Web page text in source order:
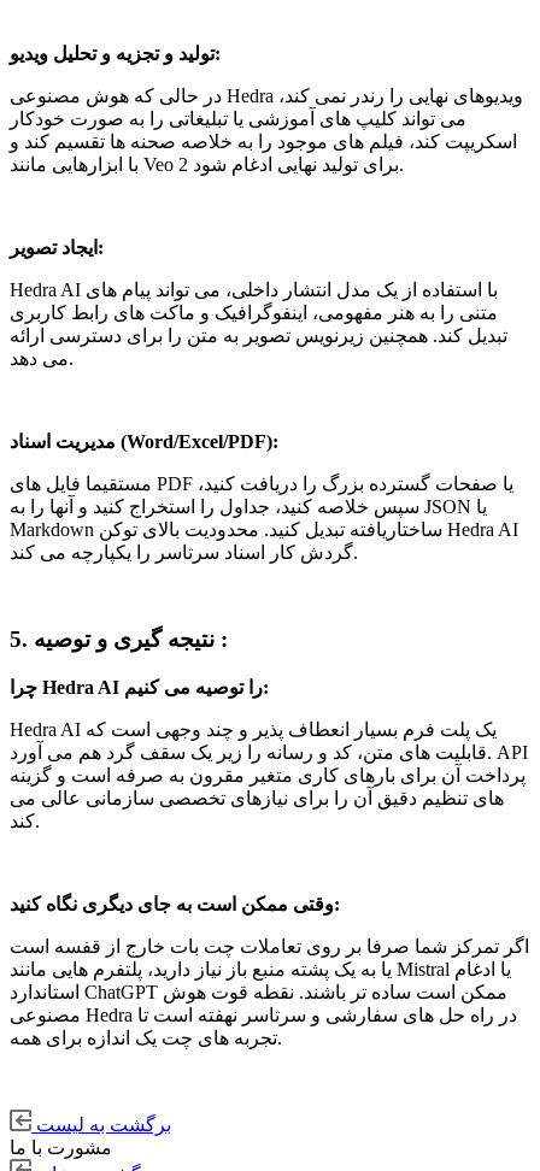
تولید و تجزیه و تحلیل ویدیو:
در حالی که هوش مصنوعی Hedra ویدیوهای نهایی را رندر نمی کند،
می تواند کلیپ های آموزشی یا تبلیغاتی را به صورت خودکار
اسکریپت کند، فیلم های موجود را به خلاصه صحنه ها تقسیم کند و
با ابزارهایی مانند Veo 2 برای تولید نهایی ادغام شود.
ایجاد تصویر:
Hedra AI با استفاده از یک مدل انتشار داخلی، می تواند پیام های
متنی را به هنر مفهومی، اینفوگرافیک و ماکت های رابط کاربری
تبدیل کند. همچنین زیرنویس تصویر به متن را برای دسترسی ارائه
می دهد.
مدیریت اسناد (Word/Excel/PDF):
مستقیما فایل های PDF یا صفحات گسترده بزرگ را دریافت کنید،
سپس خلاصه کنید، جداول را استخراج کنید و آنها را به JSON یا
Markdown ساختاریافته تبدیل کنید. محدودیت بالای توکن Hedra AI
گردش کار اسناد سرتاسر را یکپارچه می کند.
5. نتیجه گیری و توصیه :
چرا Hedra AI را توصیه می کنیم:
Hedra AI یک پلت فرم بسیار انعطاف پذیر و چند وجهی است که
قابلیت های متن، کد و رسانه را زیر یک سقف گرد هم می آورد. API
پرداخت آن برای بارهای کاری متغیر مقرون به صرفه است و گزینه
های تنظیم دقیق آن را برای نیازهای تخصصی سازمانی عالی می
کند.
وقتی ممکن است به جای دیگری نگاه کنید:
اگر تمرکز شما صرفا بر روی تعاملات چت بات خارج از قفسه است
یا به یک پشته منبع باز نیاز دارید، پلتفرم هایی مانند Mistral یا ادغام
استاندارد ChatGPT ممکن است ساده تر باشند. نقطه قوت هوش
مصنوعی Hedra در راه حل های سفارشی و سرتاسر نهفته است تا
تجربه های چت یک اندازه برای همه.
برگشت به لیست
مشورت با ما